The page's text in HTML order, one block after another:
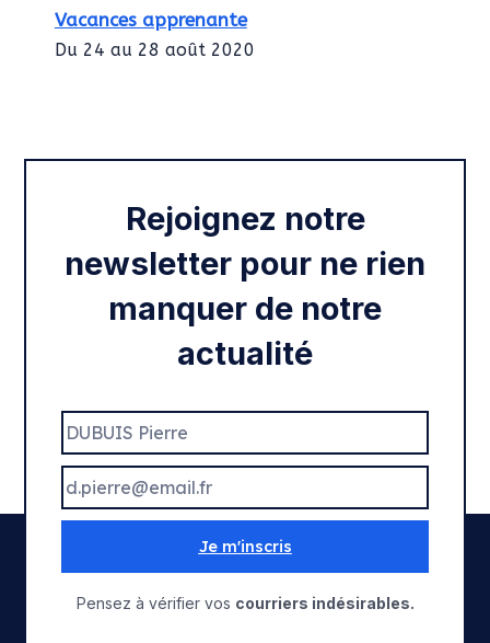
Vacances apprenante
Du 24 au 28 août 2020
Rejoignez notre
newsletter pour ne rien
manquer de notre
actualité
Je m'inscris
Pensez à vérifier vos courriers indésirables.